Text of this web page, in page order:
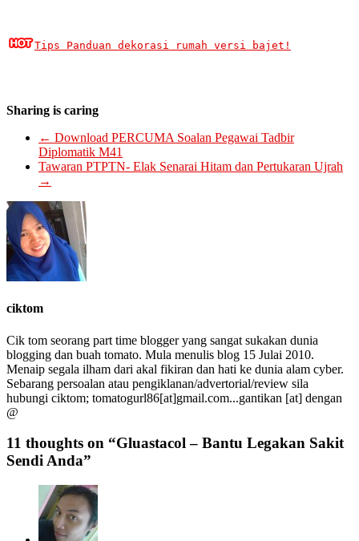
Tips Panduan dekorasi rumah versi bajet!
Sharing is caring
← Download PERCUMA Soalan Pegawai Tadbir
Diplomatik M41
Tawaran PTPTN- Elak Senarai Hitam dan Pertukaran Ujrah
→
ciktom
Cik tom seorang part time blogger yang sangat sukakan dunia
blogging dan buah tomato. Mula menulis blog 15 Julai 2010.
Menaip segala ilham dari akal fikiran dan hati ke dunia alam cyber.
Sebarang persoalan atau pengiklanan/advertorial/review sila
hubungi ciktom; tomatogurl86[at]gmail.com...gantikan [at] dengan
@
11 thoughts on “Gluastacol – Bantu Legakan Sakit
Sendi Anda”